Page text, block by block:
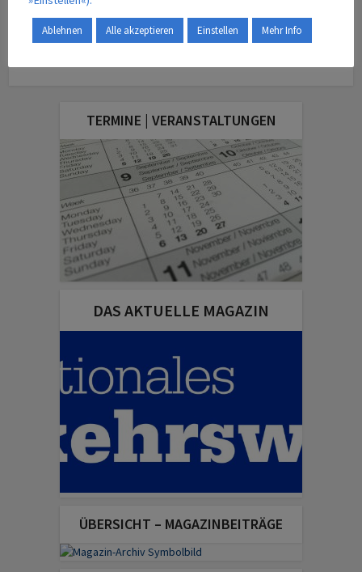
Regionen, auch außerhalb Europas, für die Wasserstoff-
Versorgung der Luftfahrt intensiv geprüft werden.
TERMINE | VERANSTALTUNGEN
DAS AKTUELLE MAGAZIN
ÜBERSICHT – MAGAZINBEITRÄGE
Ablehnen Alle akzeptieren Einstellen Mehr Info